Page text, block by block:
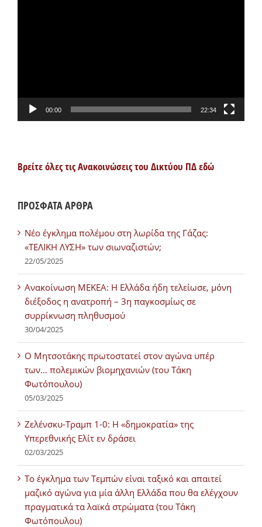
00:00 22:34
Βρείτε όλες τις Ανακοινώσεις του Δικτύου ΠΔ εδώ
ΠΡΟΣΦΑΤΑ ΑΡΘΡΑ
Νέο έγκλημα πολέμου στη λωρίδα της Γάζας:
«ΤΕΛΙΚΗ ΛΥΣΗ» των σιωναζιστών;
22/05/2025
Ανακοίνωση ΜΕΚΕΑ: Η Ελλάδα ήδη τελείωσε, μόνη
διέξοδος η ανατροπή – 3η παγκοσμίως σε
συρρίκνωση πληθυσμού
30/04/2025
Ο Μητσοτάκης πρωτοστατεί στον αγώνα υπέρ
των… πολεμικών βιομηχανιών (του Τάκη
Φωτόπουλου)
05/03/2025
Ζελένσκυ-Τραμπ 1-0: Η «δημοκρατία» της
Υπερεθνικής Ελίτ εν δράσει
02/03/2025
Tο έγκλημα των Τεμπών είναι ταξικό και απαιτεί
μαζικό αγώνα για μία άλλη Ελλάδα που θα ελέγχουν
πραγματικά τα λαϊκά στρώματα (του Τάκη
Φωτόπουλου)